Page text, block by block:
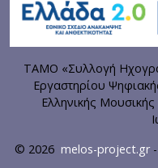
ΤΑΜΟ «Συλλογή
Εργαστηρίου
Ελληνικής
© 2026 melos-project.gr-